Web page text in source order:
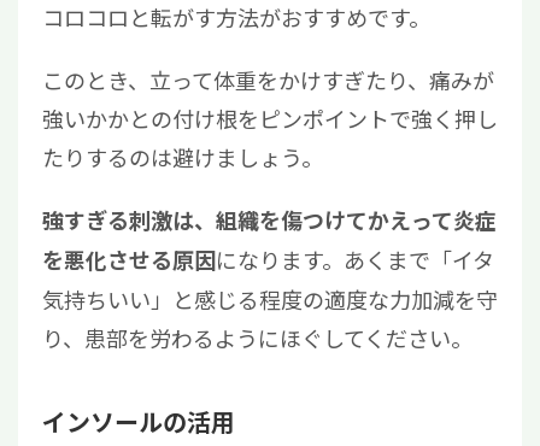
コロコロと転がす方法がおすすめです。
このとき、立って体重をかけすぎたり、痛みが
強いかかとの付け根をピンポイントで強く押し
たりするのは避けましょう。
強すぎる刺激は、組織を傷つけてかえって炎症
を悪化させる原因になります。あくまで「イタ
気持ちいい」と感じる程度の適度な力加減を守
り、患部を労わるようにほぐしてください。
インソールの活用